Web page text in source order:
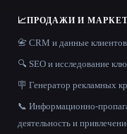
📈ПРОДАЖИ И
📇 CRM и данные клиентов
🔍 SEO и исследование
🪧 Генератор рекламных
📞 Информационно-
деятельность и